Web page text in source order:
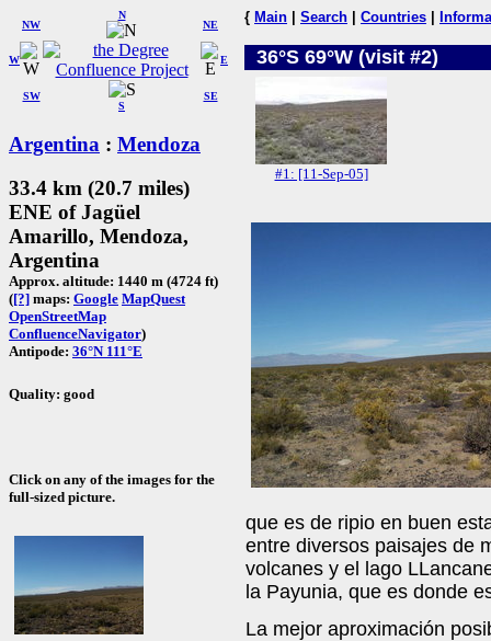
W
NW
N
NE
SW
S
SE
E
Argentina : Mendoza
33.4 km (20.7 miles)
ENE of Jagüel
Amarillo, Mendoza,
Argentina
Approx. altitude: 1440 m (4724 ft)
([?] maps: Google MapQuest
OpenStreetMap
ConfluenceNavigator)
Antipode: 36°N 111°E
Quality: good
Click on any of the images for the
full-sized picture.
{ Main Search Countries
36°S 69°W (visit #2)
#1: [11-Sep-05]
que es de ripio en buen
entre diversos paisajes de
volcanes y el lago
la Payunia, que es donde
La mejor aproximación